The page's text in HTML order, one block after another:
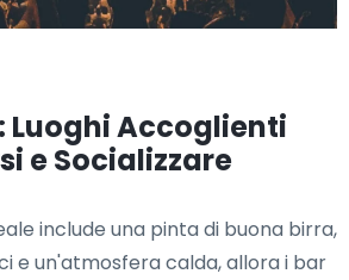
Luoghi Accoglienti
e Socializzare
include una pinta di buona birra,
e un'atmosfera calda, allora i bar